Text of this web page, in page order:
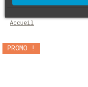
accueil
PROMO !